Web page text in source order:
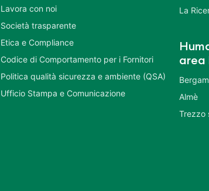
Lavora con noi
Società trasparente
Etica e Compliance
Codice di Comportamento per i Fornitori
Politica qualità sicurezza e ambiente (QSA)
Ufficio Stampa e Comunicazione
La
area
Almè
Trezzo